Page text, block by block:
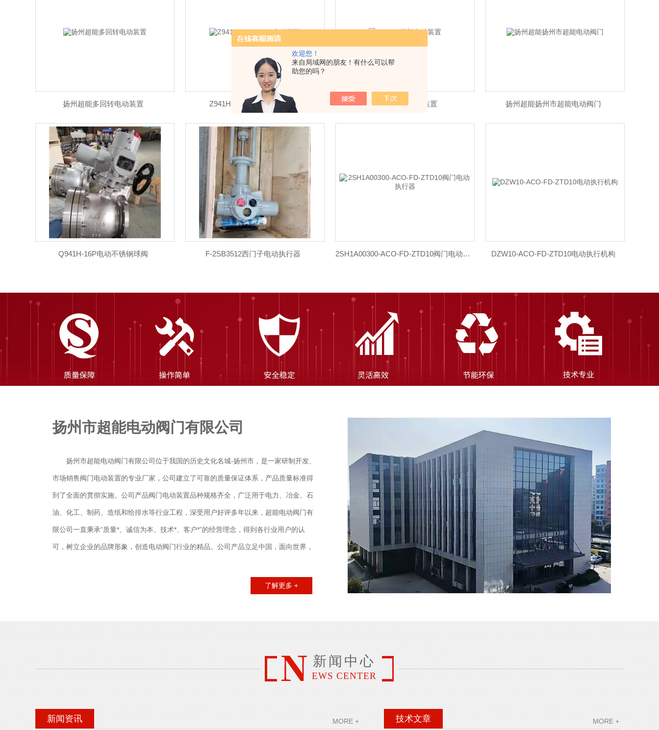
欢迎您！
来自局域网的朋友！有什么可以帮
助您的吗？
扬州超能多回转电动装置 Z941H-16C DN50电动闸阀 DZW45阀门电动装置 扬州超能扬州市超能电动阀门
Q941H-16P电动不锈钢球阀 F-2SB3512西门子电动执行器 2SH1A00300-ACO-FD-ZTD10阀门电动执行器 DZW10-ACO-FD-ZTD10电动执行机构
扬州市超能电动阀门有限公司
扬州市超能电动阀门有限公司位于我国的历史文化名城-扬州市，是一家研制开发、
市场销售阀门电动装置的专业厂家，公司建立了可靠的质量保证体系，产品质量标准得
到了全面的贯彻实施。公司产品阀门电动装置品种规格齐全，广泛用于电力、冶金、石
油、化工、制药、造纸和给排水等行业工程，深受用户好评多年以来，超能电动阀门有
限公司一直秉承“质量*、诚信为本、技术*、客户*”的经营理念，得到各行业用户的认
可，树立企业的品牌形象，创造电动阀门行业的精品。公司产品立足中国，面向世界，
承诺。公司产品实行三包，售后服务优良，产品终身保修。在新的世纪里，我们将热切
了解更多 +
新闻中心
EWS CENTER
新闻资讯 MORE + 技术文章 MORE +